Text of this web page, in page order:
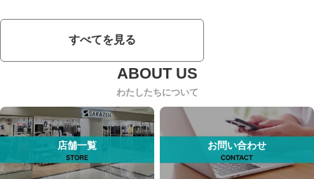
すべてを見る
わたしたちについて
店舗一覧 お問い合わせ